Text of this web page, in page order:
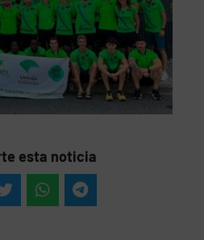
esta noticia